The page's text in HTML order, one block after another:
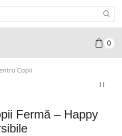
Input
0
Copii
Fermă – Happy